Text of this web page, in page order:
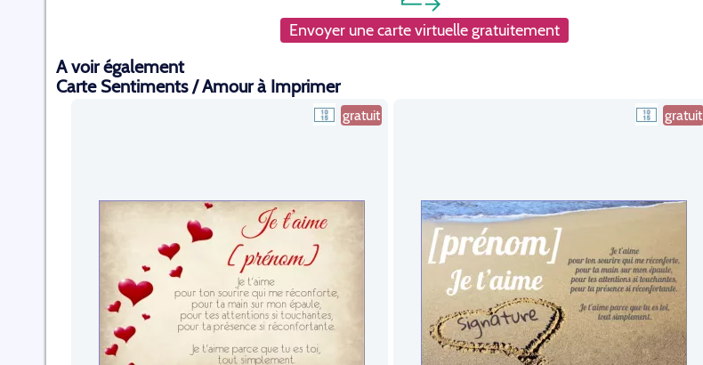
Envoyer une carte virtuelle gratuitement
A voir également
Carte Sentiments / Amour à Imprimer
gratuit gratuit